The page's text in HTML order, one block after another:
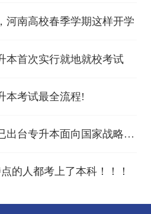
河南高校春季学期这样开学
本首次实行就地就校考试
本考试最全流程!
出台专升本面向国家战略和
的人都考上了本科！！！